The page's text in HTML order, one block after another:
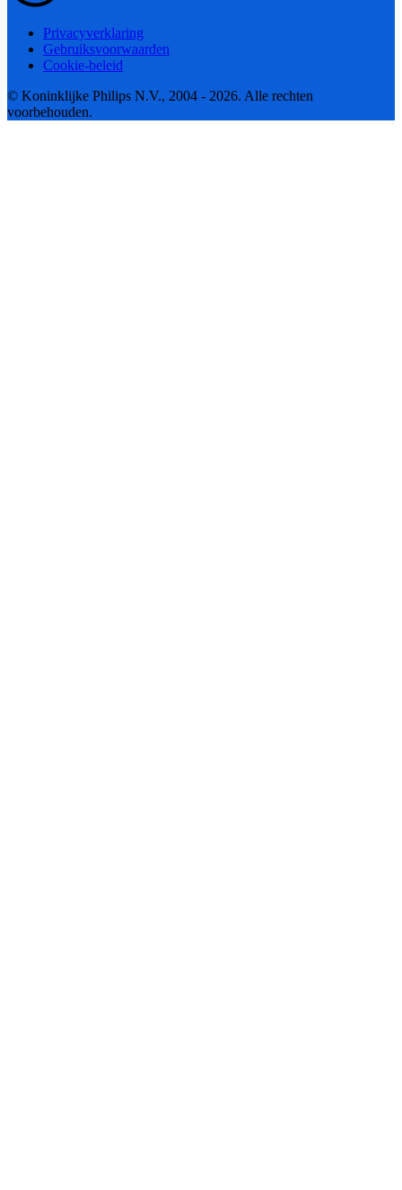
Privacyverklaring
Gebruiksvoorwaarden
Cookie-beleid
© Koninklijke Philips N.V., 2004 - 2026. Alle rechten
voorbehouden.